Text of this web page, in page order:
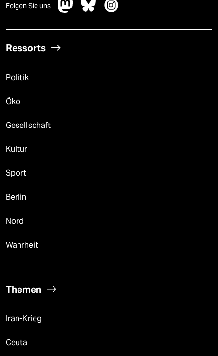
Folgen Sie uns
Ressorts
Politik
Öko
Gesellschaft
Kultur
Sport
Berlin
Nord
Wahrheit
Themen
Iran-Krieg
Ceuta